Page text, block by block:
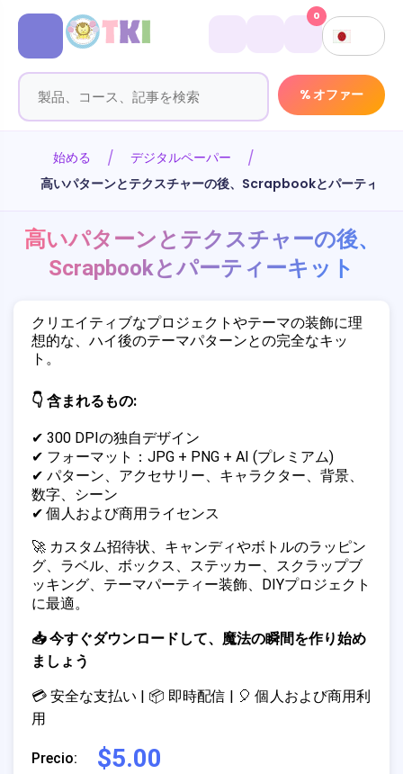
% オファー
0
始める
デジタルペーパー
高いパターンとテクスチャーの後、Scrapbookとパーティー
高いパターンとテクスチャーの後、
Scrapbookとパーティーキット
クリエイティブなプロジェクトやテーマの装飾に理
想的な、ハイ後のテーマパターンとの完全なキッ
ト。
👇 含まれるもの:
✔ 300 DPIの独自デザイン
✔ フォーマット：JPG + PNG + AI (プレミアム)
✔ パターン、アクセサリー、キャラクター、背景、
数字、シーン
✔ 個人および商用ライセンス
🚀 カスタム招待状、キャンディやボトルのラッピン
グ、ラベル、ボックス、ステッカー、スクラップブ
ッキング、テーマパーティー装飾、DIYプロジェクト
に最適。
📥 今すぐダウンロードして、魔法の瞬間を作り始め
ましょう
💳 安全な支払い | 📦 即時配信 | 🎈 個人および商用利
用
Precio: $5.00